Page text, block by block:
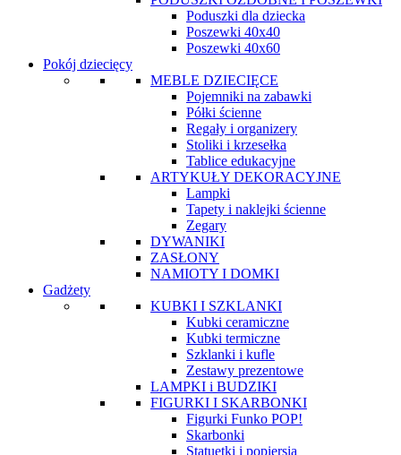
Poduszki dla dziecka
Poszewki 40x40
Poszewki 40x60
Pokój dziecięcy
MEBLE DZIECIĘCE
Pojemniki na zabawki
Półki ścienne
Regały i organizery
Stoliki i krzesełka
Tablice edukacyjne
ARTYKUŁY DEKORACYJNE
Lampki
Tapety i naklejki ścienne
Zegary
DYWANIKI
ZASŁONY
NAMIOTY I DOMKI
Gadżety
KUBKI I SZKLANKI
Kubki ceramiczne
Kubki termiczne
Szklanki i kufle
Zestawy prezentowe
LAMPKI i BUDZIKI
FIGURKI I SKARBONKI
Figurki Funko POP!
Skarbonki
Statuetki i popiersia